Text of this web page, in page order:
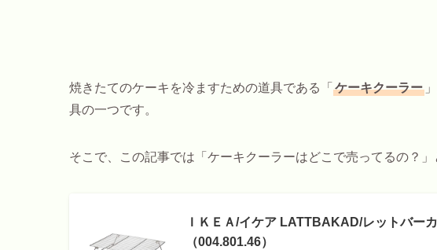
焼きたてのケーキを冷ますための道具である「 ケーキクーラー
具の一つです。
そこで、この記事では「ケーキクーラーはどこで売ってるの？」
ＩＫＥＡ/イケア LATTBAKAD/レットバー
（004.801.46）